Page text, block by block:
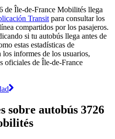
de Île-de-France Mobilités llega
Transit para consultar los
compartidos por los pasajeros.
si tu autobús llega antes de
estas estadísticas de
los informes de los usuarios,
oficiales de Île-de-France
sobre autobús 3726